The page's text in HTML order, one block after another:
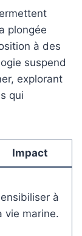
plongée
à des
suspend
explorant
qui
Impact
à
vie marine.